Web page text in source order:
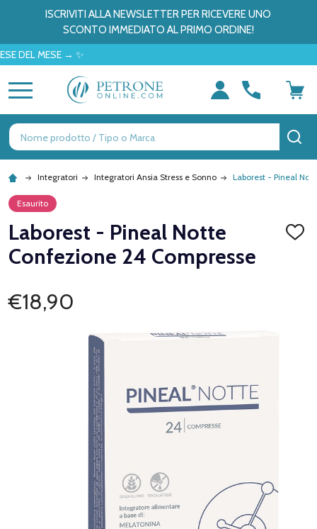
ISCRIVITI ALLA NEWSLETTER PER RICEVERE UNO
SCONTO IMMEDIATO AL PRIMO ORDINE!
MESE → ✨
Ricerca
Integratori Integratori Ansia Stress e Sonno Laborest - Pineal
Esaurito
Laborest - Pineal Notte
Confezione 24 Compresse
€18,90